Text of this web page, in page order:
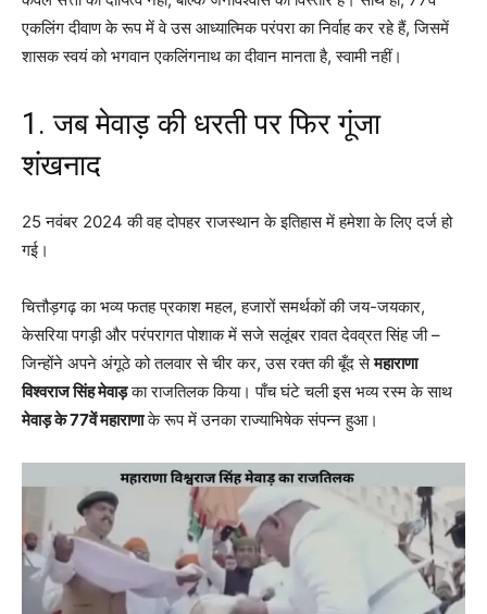
एकलिंग दीवाण के रूप में वे उस आध्यात्मिक परंपरा का निर्वाह कर रहे हैं, जिसमें
शासक स्वयं को भगवान एकलिंगनाथ का दीवान मानता है, स्वामी नहीं।
1. जब मेवाड़ की धरती पर फिर गूंजा
शंखनाद
25 नवंबर 2024 की वह दोपहर राजस्थान के इतिहास में हमेशा के लिए दर्ज हो
गई।
चित्तौड़गढ़ का भव्य फतह प्रकाश महल, हजारों समर्थकों की जय-जयकार,
केसरिया पगड़ी और परंपरागत पोशाक में सजे सलूंबर रावत देवव्रत सिंह जी –
जिन्होंने अपने अंगूठे को तलवार से चीर कर, उस रक्त की बूँद सेमहाराणा
विश्वराज सिंह मेवाड़का राजतिलक किया। पाँच घंटे चली इस भव्य रस्म के साथ
मेवाड़ के 77वें महाराणाके रूप में उनका राज्याभिषेक संपन्न हुआ।